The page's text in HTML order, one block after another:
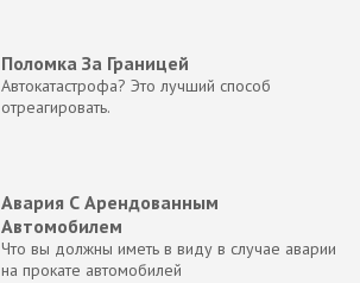
Поломка За Границей
Автокатастрофа? Это лучший способ
отреагировать.
Авария С Арендованным
Автомобилем
Что вы должны иметь в виду в случае аварии
на прокате автомобилей